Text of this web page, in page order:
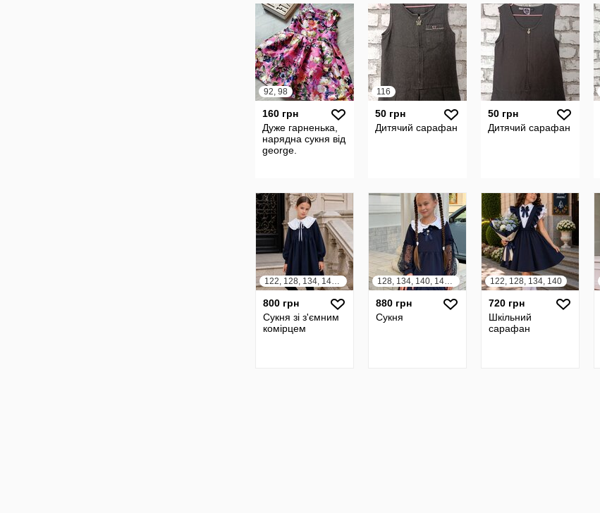
92, 98
160 грн
Дуже гарненька,
нарядна сукня від
george.
116
50 грн
Дитячий сарафан
50 грн
Дитячий сарафан
122, 128, 134, 140, 146, 152
800 грн
Сукня зі з'ємним
комірцем
128, 134, 140, 146, 152
880 грн
Сукня
122, 128, 134, 140
720 грн
Шкільний
сарафан